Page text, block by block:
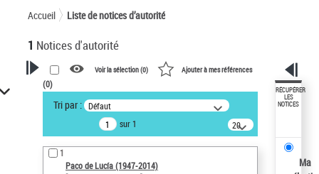
Accueil Liste de notices d’autorité
1 Notices d'autorité
VOTRE RECHERCHE
Recherche avancée dans les
notices d’autorité
Œuvres liées à l'auteur :
Paco de Lucía (1947-2014)
Voir la sélection (0) Ajouter à mes références
(0)
Tri par : Défaut
sur 1
20
résultats/page
1
Paco de Lucía (1947-2014)
RÉCUPÉRER
LES
NOTICES
Ma